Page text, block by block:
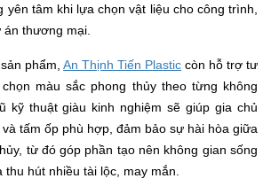
yên tâm khi lựa chọn vật liệu cho công trình,
thương mại.
phẩm, An Thịnh Tiến Plastic còn hỗ trợ tư
màu sắc phong thủy theo từng không
kỹ thuật giàu kinh nghiệm sẽ giúp gia chủ
tấm ốp phù hợp, đảm bảo sự hài hòa giữa
từ đó góp phần tạo nên không gian sống
thu hút nhiều tài lộc, may mắn.